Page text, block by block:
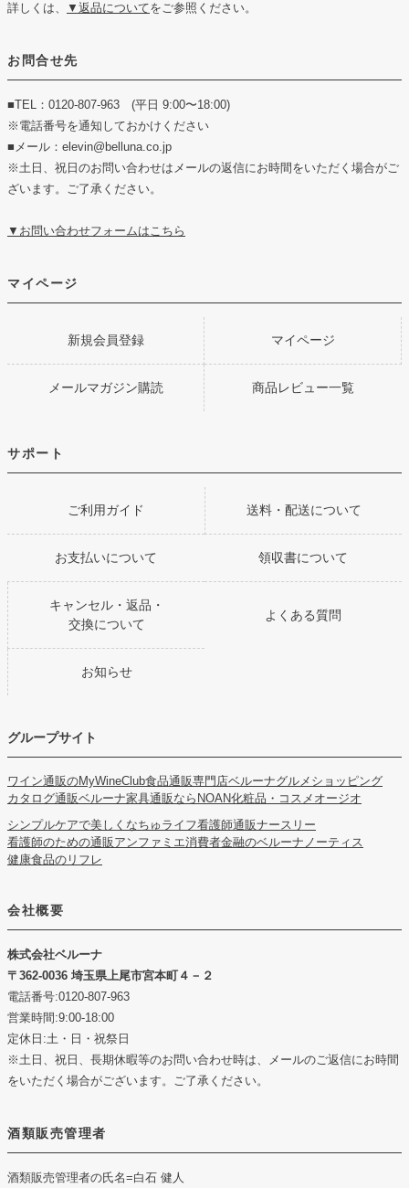
詳しくは、
▼返品についてをご参照ください。
お問合せ先
■TEL：0120-807-963 (平日 9:00〜18:00)
※電話番号を通知しておかけください
■メール：elevin@belluna.co.jp
※土日、祝日のお問い合わせはメールの返信にお時間をいただく場合がご
ざいます。ご了承ください。
▼お問い合わせフォームはこちら
マイページ
新規会員登録 マイページ
メールマガジン購読 商品レビュー一覧
サポート
ご利用ガイド 送料・配送について
お支払いについて 領収書について
キャンセル・返品・
交換について
よくある質問
お知らせ
グループサイト
ワイン通販のMyWineClub食品通販専門店ベルーナグルメショッピング
カタログ通販ベルーナ家具通販ならNOAN化粧品・コスメオージオ
シンプルケアで美しくなちゅライフ看護師通販ナースリー
看護師のための通販アンファミエ消費者金融のベルーナノーティス
健康食品のリフレ
会社概要
株式会社ベルーナ
362-0036 埼玉県上尾市宮本町４－２
電話番号:0120-807-963
営業時間:9:00-18:00
定休日:土・日・祝祭日
※土日、祝日、長期休暇等のお問い合わせ時は、メールのご返信にお時間
をいただく場合がございます。ご了承ください。
酒類販売管理者
酒類販売管理者の氏名=白石 健人